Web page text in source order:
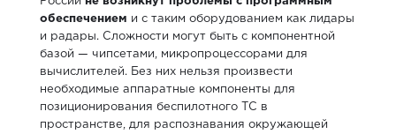
обеспечением и с таким оборудованием как лидары
и радары. Сложности могут быть с компонентной
базой — чипсетами, микропроцессорами для
вычислителей. Без них нельзя произвести
необходимые аппаратные компоненты для
позиционирования беспилотного ТС в
пространстве, для распознавания окружающей